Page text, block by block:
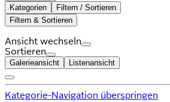
Kategorien
Filtern / Sortieren
Filtern & Sortieren
Ansicht wechseln
Sortieren
Galerieansicht Listenansicht
Kategorie-Navigation überspringen